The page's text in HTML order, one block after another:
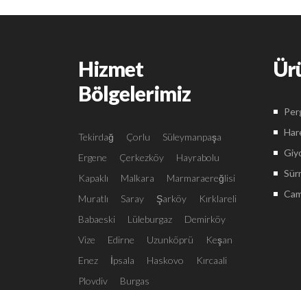
Hizmet
Bölgelerimiz
Tekirdağ Çorlu
Süleymanpaşa
Ergene
Çerkezköy
Hayrabolu
Kapaklı
Malkara
Marmaraereğlisi
Muratlı
Saray Şarköy
Kırklareli
Babaeski
Lüleburgaz
Demirköy
Vize
Edirne Uzunköprü
Keşan
Enez
İpsala Haskovo
Kırcaali
Plovdiv
Burgas